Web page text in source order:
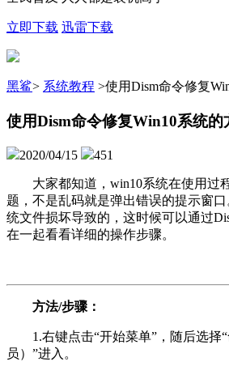
立即下载 迅雷下载
黑鲨> 系统教程 >使用Dism命令修复
使用Dism命令修复Win10系统的
2020/04/15 451
大家都知道，win10系统在使用过
题，不是乱码就是弹出错误的提示窗
统文件损坏导致的，这时候可以通过
在一起看看详细的操作步骤。
方法/步骤：
1.右键点击“开始菜单”，随后选择
员）”进入。